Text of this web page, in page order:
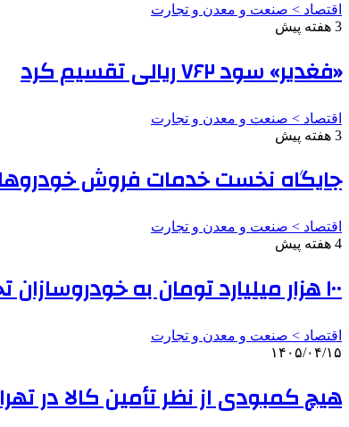
اقتصاد > صنعت و معدن و تجارت
3 هفته پیش
«فغدیر» سود ۷۶۲ ریالی تقسیم کرد
اقتصاد > صنعت و معدن و تجارت
3 هفته پیش
جایگاه نخست خدمات فروش
اقتصاد > صنعت و معدن و تجارت
4 هفته پیش
۱۰۰ هزار میلیارد تومان به خودروسازان تخصیص می‌یابد
اقتصاد > صنعت و معدن و تجارت
۱۴۰۵/۰۴/۱۵
هیچ کمبودی از نظر تأمین کالا در